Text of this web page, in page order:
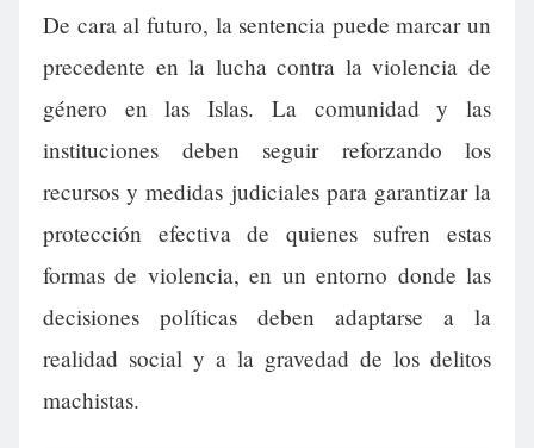
De cara al futuro, la sentencia puede marcar un
precedente en la lucha contra la violencia de
género en las Islas. La comunidad y las
instituciones deben seguir reforzando los
recursos y medidas judiciales para garantizar la
protección efectiva de quienes sufren estas
formas de violencia, en un entorno donde las
decisiones políticas deben adaptarse a la
realidad social y a la gravedad de los delitos
machistas.